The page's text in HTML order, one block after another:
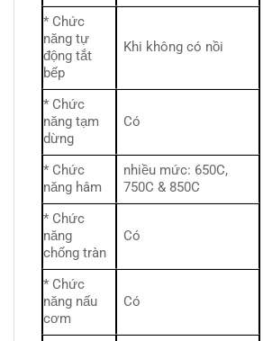
* Chức
năng tự
động tắt
bếp
Khi không có nồi
* Chức
năng tạm
dừng
Có
* Chức
năng hâm
nhiều mức: 650C,
750C & 850C
* Chức
năng
chống tràn
Có
* Chức
năng nấu
cơm
Có